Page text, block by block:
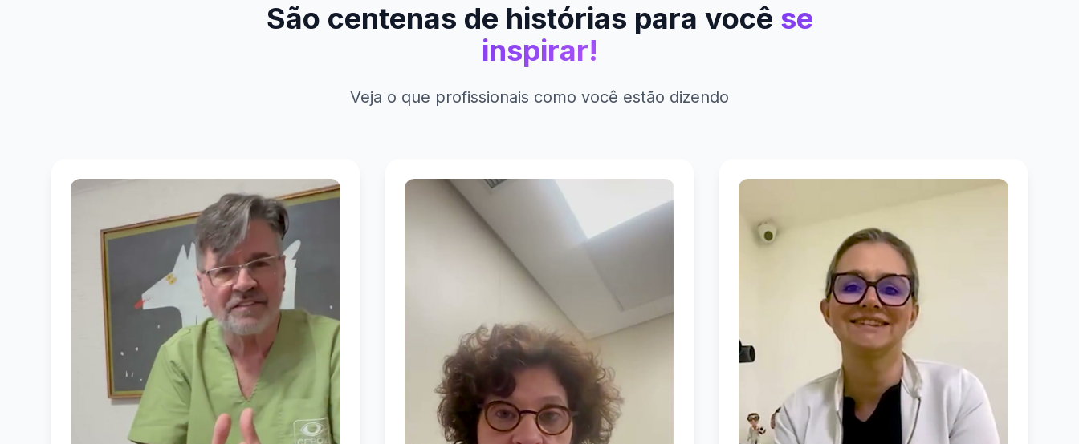
São centenas de histórias para você se
inspirar!
Veja o que profissionais como você estão dizendo